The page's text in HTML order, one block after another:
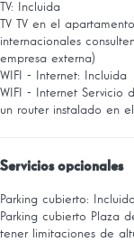
TV: Incluida
TV
TV en el
internacionales
empresa externa)
WIFI - Internet: Incluida
WIFI - Internet Servicio
un router instalado en
Servicios opcionales
Parking cubierto: Incluido
Parking cubierto Plaza
tener limitaciones de